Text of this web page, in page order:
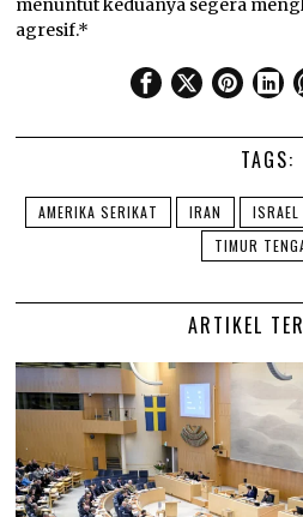
menuntut keduanya segera
agresif.*
TAGS:
AMERIKA SERIKAT IRAN ISRAEL
TIMUR
ARTIKEL